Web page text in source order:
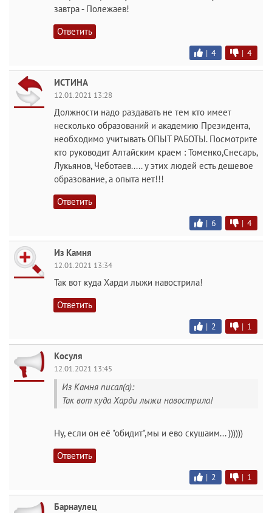
завтра - Полежаев!
Ответить
| 4 | 4
ИСТИНА
12.01.2021 13:28
Должности надо раздавать не тем кто имеет
несколько образований и академию Президента,
необходимо учитывать ОПЫТ РАБОТЫ. Посмотрите
кто руководит Алтайским краем : Томенко,Снесарь,
Лукьянов, Чеботаев..... у этих людей есть дешевое
образование, а опыта нет!!!
Ответить
| 6 | 4
Из Камня
12.01.2021 13:34
Так вот куда Харди лыжи навострила!
Ответить
| 2 | 1
Косуля
12.01.2021 13:45
Из Камня писал(а):
Так вот куда Харди лыжи навострила!
Ну, если он её "обидит",мы и ево скушаим... ))))))
Ответить
| 2 | 1
Барнаулец